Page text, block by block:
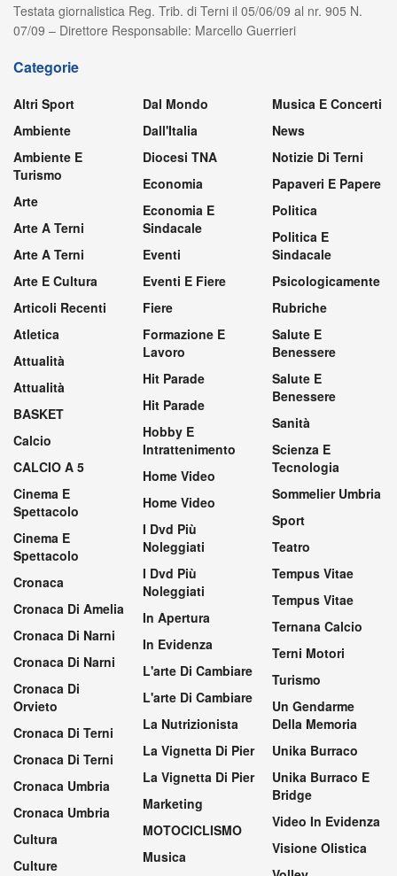
Testata giornalistica Reg. Trib. di Terni il 05/06/09 al nr. 905 N.
07/09 – Direttore Responsabile: Marcello Guerrieri
Categorie
Altri Sport
Ambiente
Ambiente E
Turismo
Arte
Arte A Terni
Arte A Terni
Arte E Cultura
Articoli Recenti
Atletica
Attualità
Attualità
BASKET
Calcio
CALCIO A 5
Cinema E
Spettacolo
Cinema E
Spettacolo
Cronaca
Cronaca Di Amelia
Cronaca Di Narni
Cronaca Di Narni
Cronaca Di
Orvieto
Cronaca Di Terni
Cronaca Di Terni
Cronaca Umbria
Cronaca Umbria
Cultura
Culture
Dal Mondo
Dall'Italia
Diocesi TNA
Economia
Economia E
Sindacale
Eventi
Eventi E Fiere
Fiere
Formazione E
Lavoro
Hit Parade
Hit Parade
Hobby E
Intrattenimento
Home Video
Home Video
I Dvd Più
Noleggiati
I Dvd Più
Noleggiati
In Apertura
In Evidenza
L'arte Di Cambiare
L'arte Di Cambiare
La Nutrizionista
La Vignetta Di Pier
La Vignetta Di Pier
Marketing
MOTOCICLISMO
Musica
Musica E Concerti
News
Notizie Di Terni
Papaveri E Papere
Politica
Politica E
Sindacale
Psicologicamente
Rubriche
Salute E
Benessere
Salute E
Benessere
Sanità
Scienza E
Tecnologia
Sommelier Umbria
Sport
Teatro
Tempus Vitae
Tempus Vitae
Ternana Calcio
Terni Motori
Turismo
Un Gendarme
Della Memoria
Unika Burraco
Unika Burraco E
Bridge
Video In Evidenza
Visione Olistica